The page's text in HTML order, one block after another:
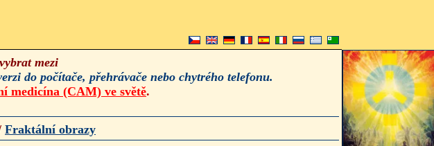
mezi
do počítače, přehrávače nebo chytrého telefonu.
medicína (CAM) ve světě.
Fraktální obrazy